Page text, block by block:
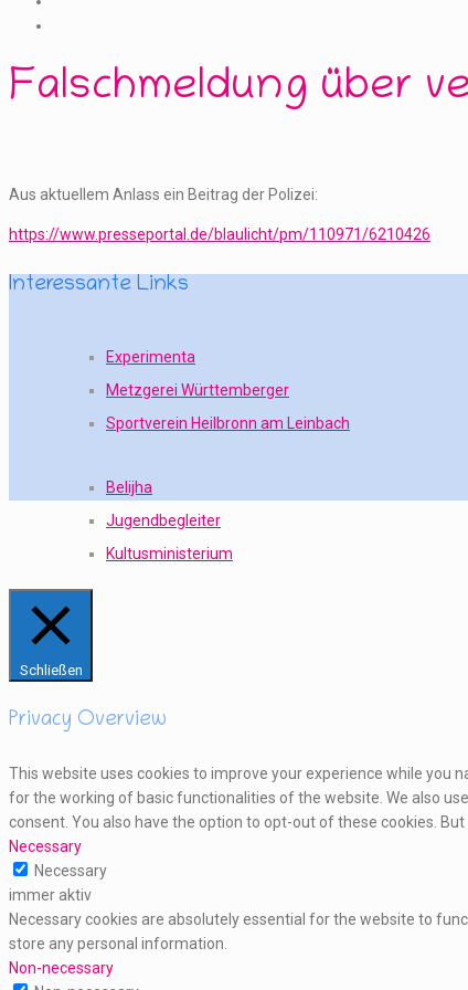
Falschmeldung über
Aus aktuellem Anlass ein Beitrag der Polizei:
https://www.presseportal.de/blaulicht/pm/110971/6210426
Interessante Links
Experimenta
Metzgerei Württemberger
Sportverein Heilbronn am Leinbach
Belijha
Jugendbegleiter
Kultusministerium
Schließen
Privacy Overview
This website uses cookies to improve your experience while you
for the working of basic functionalities of the website. We also
consent. You also have the option to opt-out of these cookies.
Necessary
Necessary
immer aktiv
Necessary cookies are absolutely essential for the website to
store any personal information.
Non-necessary